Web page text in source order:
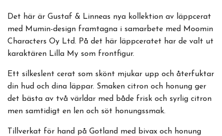
Det här är Gustaf & Linneas nya kollektion av läppcerat
med Mumin-design framtagna i samarbete med Moomin
Characters Oy Ltd. På det här läppceratet har de valt ut
karaktären Lilla My som frontfigur.
Ett silkeslent cerat som skönt mjukar upp och återfuktar
din hud och dina läppar. Smaken citron och honung ger
det bästa av två världar med både frisk och syrlig citron
men samtidigt en len och söt honungssmak.
Tillverkat för hand på Gotland med bivax och honung